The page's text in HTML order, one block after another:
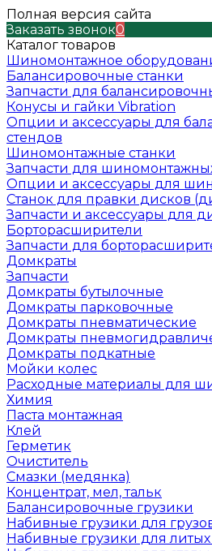
Полная версия сайта
Заказать звонок0
Каталог товаров
Шиномонтажное
Балансировочные станки
Запчасти для
Конусы и гайки Vibration
Опции и аксессуары для
стендов
Шиномонтажные станки
Запчасти для
Опции и аксессуары для
Станок для правки дисков
Запчасти и аксессуары для
Борторасширители
Запчасти для
Домкраты
Запчасти
Домкраты бутылочные
Домкраты парковочные
Домкраты пневматические
Домкраты
Домкраты подкатные
Мойки колес
Расходные материалы для
Химия
Паста монтажная
Клей
Герметик
Очиститель
Смазки (медянка)
Концентрат, мел, тальк
Балансировочные грузики
Набивные грузики для
Набивные грузики для